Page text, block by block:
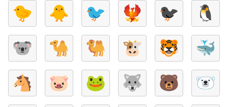
🐤
🐥 🐦 🐦‍🔥 🐦‍⬛
🐧
🐨
🐪 🐫 🐮 🐯
🐳
🐴
🐷 🐸 🐺 🐻
🐻‍❄️